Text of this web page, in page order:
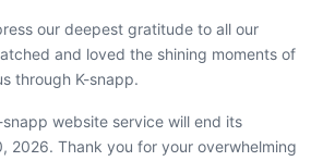
our deepest gratitude to all our
and loved the shining moments of
through K-snapp.
website service will end its
2026. Thank you for your overwhelming